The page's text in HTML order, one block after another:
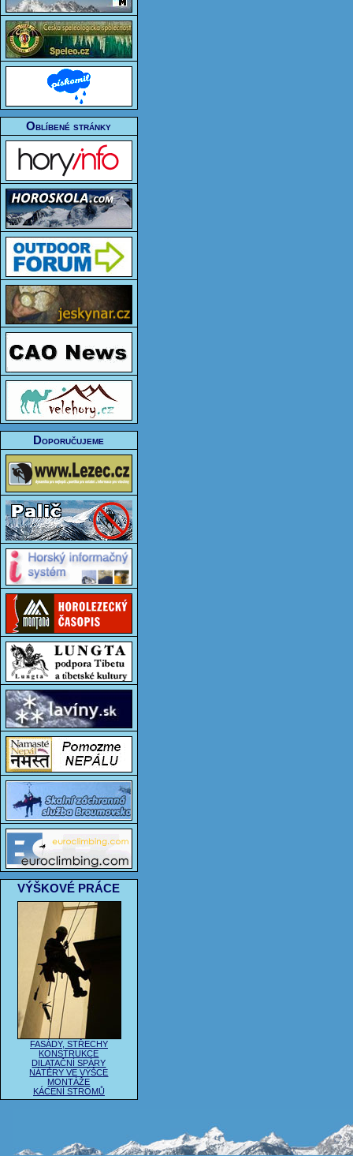
Oblíbené stránky
Doporučujeme
VÝŠKOVÉ PRÁCE
FASÁDY, STŘECHY
KONSTRUKCE
DILATAČNÍ SPÁRY
NÁTĚRY VE VÝŠCE
MONTÁŽE
KÁCENÍ STROMŮ